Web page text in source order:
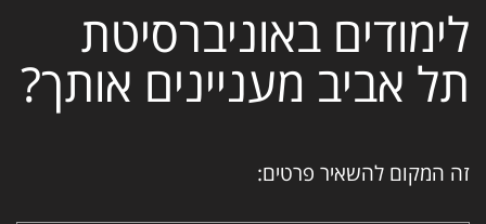
לימודים באוניברסיטת
תל אביב מעניינים אותך?
זה המקום להשאיר פרטים: